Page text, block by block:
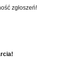
zgłoszeń!